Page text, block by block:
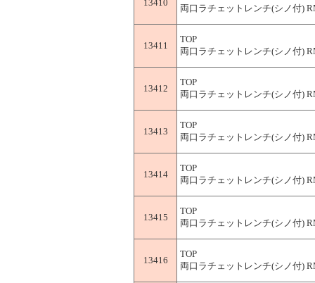
13410
両口ラチェットレンチ(シノ付)
13411
TOP
両口ラチェットレンチ(シノ付)
13412
TOP
両口ラチェットレンチ(シノ付)
13413
TOP
両口ラチェットレンチ(シノ付)
13414
TOP
両口ラチェットレンチ(シノ付)
13415
TOP
両口ラチェットレンチ(シノ付)
13416
TOP
両口ラチェットレンチ(シノ付)